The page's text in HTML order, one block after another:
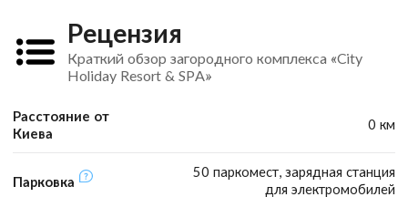
Рецензия
Краткий обзор загородного комплекса «City
Holiday Resort & SPA»
Расстояние от
Киева
0 км
Парковка
50 паркомест, зарядная станция
для электромобилей